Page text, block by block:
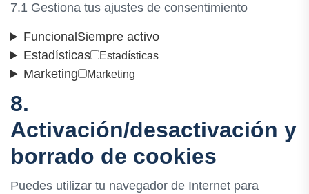
7.1 Gestiona tus ajustes de consentimiento
Funcional Siempre activo
Estadísticas
Estadísticas
Marketing Marketing
8.
Activación/desactivación y
borrado de cookies
Puedes utilizar tu navegador de Internet para